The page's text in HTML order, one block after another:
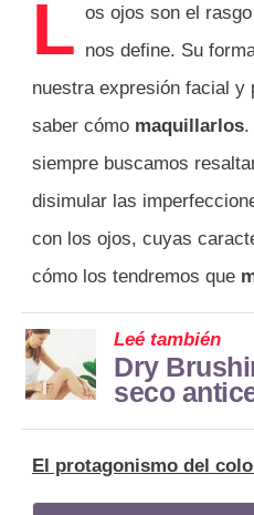
L os ojos son el
nos define. Su
nuestra expresión facial y
saber cómo maquillarlos.
siempre buscamos
disimular las
con los ojos, cuyas
cómo los tendremos que
Leé también
Dry
seco
El protagonismo del